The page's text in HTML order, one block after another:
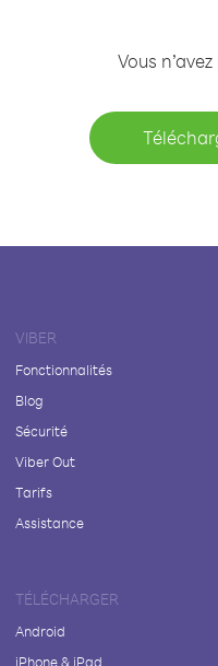
Vous
VIBER
Fonctionnalités
Blog
Sécurité
Viber Out
Tarifs
Assistance
TÉLÉCHARGER
Android
iPhone & iPad